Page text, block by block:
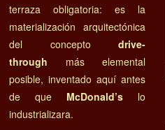
terraza obligatoria: es la
materialización arquitectónica
del conceptodrive-
through más elemental
posible, inventado aquí antes
de que McDonald’s lo
industrializara.